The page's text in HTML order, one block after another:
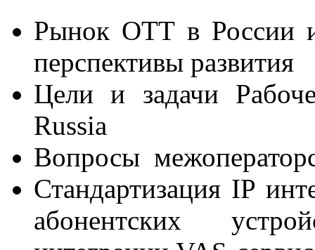
Рынок ОТТ в России
перспективы развития
Цели и задачи
Russia
Вопросы
Стандартизация IP
абонентских